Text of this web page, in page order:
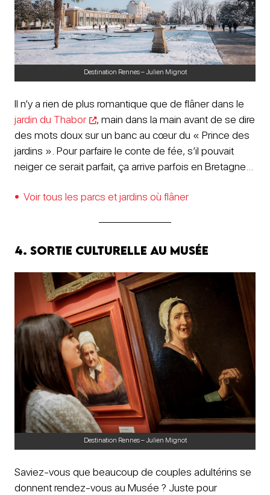
Destination Rennes – Julien Mignot
Il n’y a rien de plus romantique que de flâner dans le
jardin du Thabor
, main dans la main avant de se dire
des mots doux sur un banc au cœur du « Prince des
jardins ». Pour parfaire le conte de fée, s’il pouvait
neiger ce serait parfait, ça arrive parfois en Bretagne…
Voir tous les parcs et jardins où flâner
4. sortie culturelle au Musée
Destination Rennes – Julien Mignot
Saviez-vous que beaucoup de couples adultérins se
donnent rendez-vous au Musée ? Juste pour